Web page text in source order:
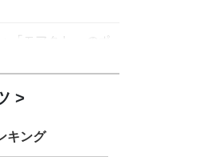
「モアクト」 のポ
「JPYSC」徹底解
キング